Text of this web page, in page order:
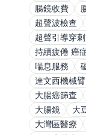
腸鏡收費
超聲波檢查
超聲引導穿
持續疲倦 癌
喘息服務
達文西機械臂
大腸癌篩查
大腸鏡
大
大灣區醫療